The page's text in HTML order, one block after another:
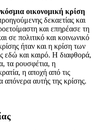
οικονομική κρίση
δεκαετίας και
και επηρέασε τη
σε πολιτικό και κοινωνικό
ήταν και η κρίση των
εδώ και καιρό. Η διαφθορά,
τα ρουσφέτια, η
η αποχή από τις
απόνερα αυτής της κρίσης.